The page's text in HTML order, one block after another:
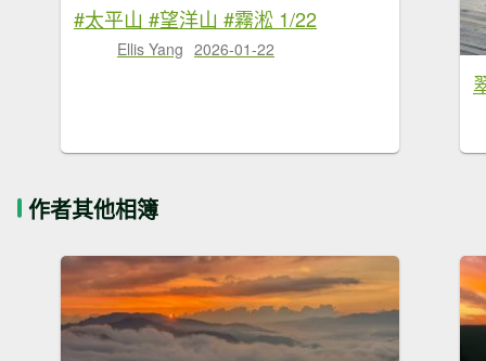
#太平山 #望洋山 #霧淞 1/22
Ellis Yang 2026-01-22
作者其他相簿